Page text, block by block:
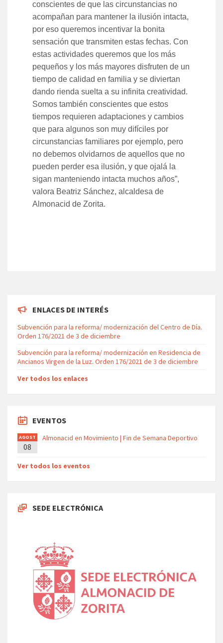
conscientes de que las circunstancias no
acompañan para mantener la ilusión intacta,
por eso queremos incentivar la bonita
sensación que transmiten estas fechas. Con
estas actividades queremos que los más
pequeños y los más mayores disfruten de un
tiempo de calidad en familia y se diviertan
dando rienda suelta a su infinita creatividad.
Somos también conscientes que estos
tiempos requieren adaptaciones y cambios
que para algunos son muy difíciles por
circunstancias familiares por ejemplo, pero
no debemos olvidarnos de aquellos que no
pueden perder esa ilusión, y que ojalá la
sigan manteniendo intacta muchos años”,
valora Beatriz Sánchez, alcaldesa de
Almonacid de Zorita.
ENLACES DE INTERÉS
Subvención para la reforma/ modernización del Centro de Día.
Orden 176/2021 de 3 de diciembre
Subvención para la reforma/ modernización en Residencia de
Ancianos Virgen de la Luz. Orden 176/2021 de 3 de diciembre
Ver todos los enlaces
EVENTOS
AGOST
O
08
Almonacid en Movimiento | Fin de Semana Deportivo
Ver todos los eventos
SEDE ELECTRÓNICA